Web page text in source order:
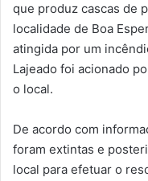
que produz cascas de
localidade de Boa
atingida por um
Lajeado foi acionado
o local.
De acordo com
foram extintas e
local para efetuar o